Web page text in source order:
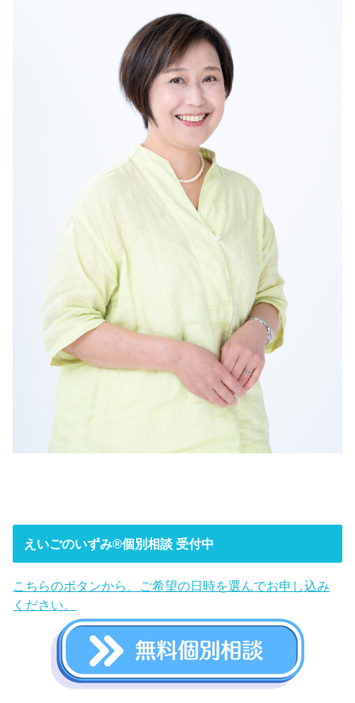
えいごのいずみ®︎個別相談 受付中
こちらのボタンから、ご希望の日時を選んでお申し込み
ください。